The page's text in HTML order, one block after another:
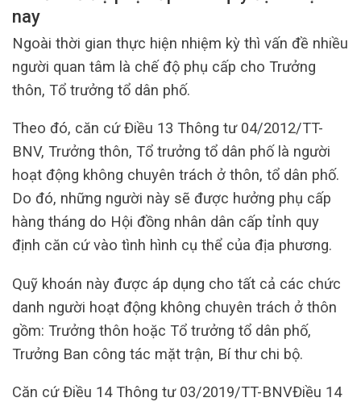
nay
Ngoài thời gian thực hiện nhiệm kỳ thì vấn đề nhiều
người quan tâm là chế độ phụ cấp cho Trưởng
thôn, Tổ trưởng tổ dân phố.
Theo đó, căn cứ Điều 13 Thông tư 04/2012/TT-
BNV, Trưởng thôn, Tổ trưởng tổ dân phố là người
hoạt động không chuyên trách ở thôn, tổ dân phố.
Do đó, những người này sẽ được hưởng phụ cấp
hàng tháng do Hội đồng nhân dân cấp tỉnh quy
định căn cứ vào tình hình cụ thể của địa phương.
Quỹ khoán này được áp dụng cho tất cả các chức
danh người hoạt động không chuyên trách ở thôn
gồm: Trưởng thôn hoặc Tổ trưởng tổ dân phố,
Trưởng Ban công tác mặt trận, Bí thư chi bộ.
Căn cứ Điều 14 Thông tư 03/2019/TT-BNVĐiều 14